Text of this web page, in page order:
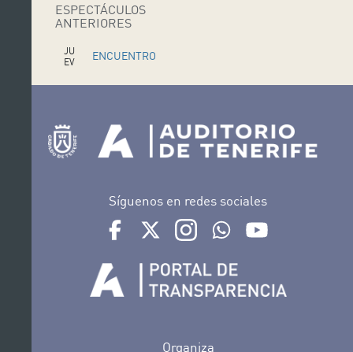
ESPECTÁCULOS
ANTERIORES
JU
EV
20
ENCUENTRO
Síguenos en redes sociales
Ir a perfil de Auditorio de Tenerife en Facebook
Ir a perfil de Auditorio de Tenerife en
Ir a perfil de Auditorio de
Ir al Boletín Whatsapp
Organiza